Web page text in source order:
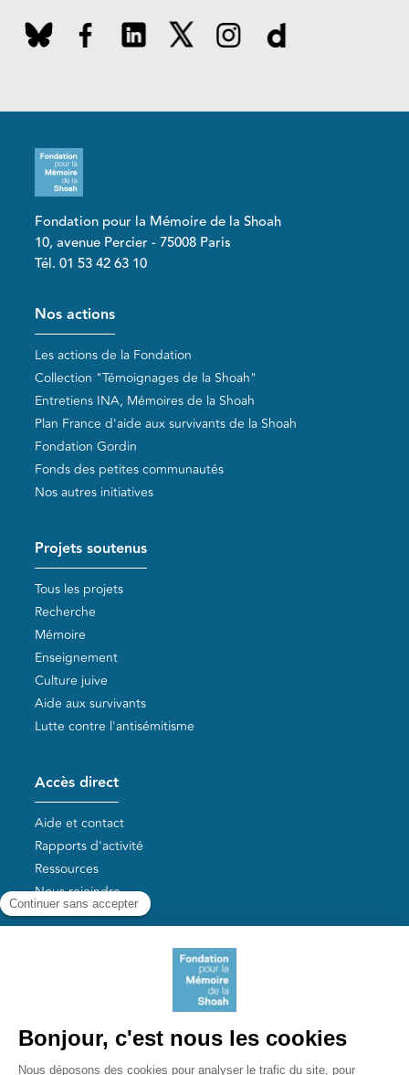
Fondation pour la Mémoire de la Shoah
10, avenue Percier - 75008 Paris
Tél. 01 53 42 63 10
Pied de page
Nos actions
Les actions de la Fondation
Collection "Témoignages de la Shoah"
Entretiens INA, Mémoires de la Shoah
Plan France d'aide aux survivants de la Shoah
Fondation Gordin
Fonds des petites communautés
Nos autres initiatives
Projets soutenus
Tous les projets
Recherche
Mémoire
Enseignement
Culture juive
Aide aux survivants
Lutte contre l'antisémitisme
Accès direct
Aide et contact
Rapports d'activité
Ressources
Nous rejoindre
Aide aux survivants de la Shoah
Liens utiles